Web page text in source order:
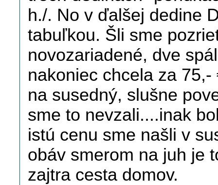
h./. No v ďalšej dedine
tabuľkou. Šli sme
novozariadené, dve
nakoniec chcela za
na susedný, slušne
sme to nevzali....inak
istú cenu sme našli v
obáv smerom na juh je
zajtra cesta domov.